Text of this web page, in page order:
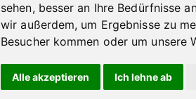
sehen, besser an Ihre Bedürfnisse
wir außerdem, um Ergebnisse zu
Besucher kommen oder um unsere
Alle akzeptieren Ich lehne ab